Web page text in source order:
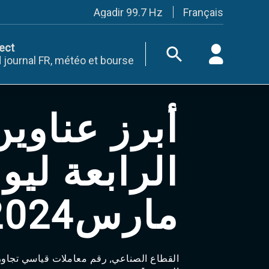
Agadir 99.7 Hz
Tanger 103.3 Hz
Meknès 97.2 Hz
Settat 104,6
Safi 92.3
Taza 103.0
Taounate 95.6
SkhourRhamna 92.2
Taroudant 104.9
Guelmim 91.9
Tan-Tan 95.2
Tafraout 104.9
Casablanca 92.5 Hz
Rabat, Salé 106.9 Hz
Marrakech 90.5 Hz
Français
journal FR, météo et bourse
أبرز
مارس2024‎